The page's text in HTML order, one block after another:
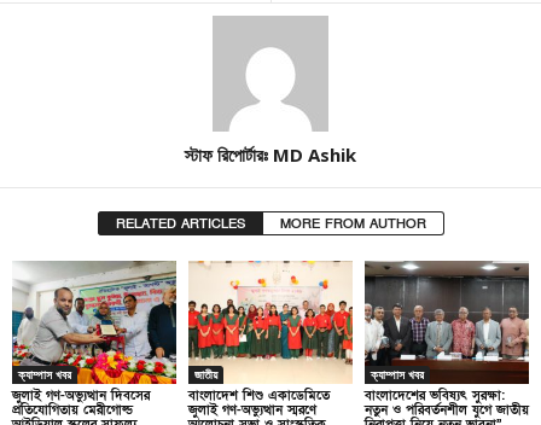
স্টাফ রিপোর্টারঃ MD Ashik
RELATED ARTICLES MORE FROM AUTHOR
ক্যাম্পাস খবর
জুলাই গণ-অভ্যুত্থান দিবসের
প্রতিযোগিতায় মেরীগোল্ড
জাতীয়
বাংলাদেশ শিশু একাডেমিতে
জুলাই গণ-অভ্যুত্থান স্মরণে
ক্যাম্পাস খবর
বাংলাদেশের ভবিষ্যৎ সুরক্ষা:
নতুন ও পরিবর্তনশীল যুগে জাতীয়